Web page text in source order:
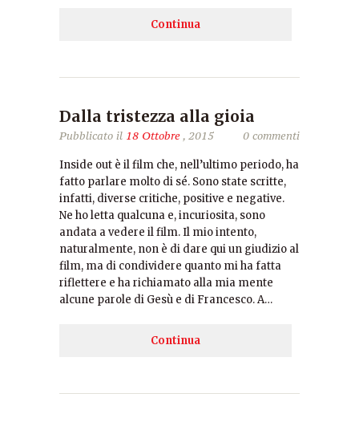
Continua
Dalla tristezza alla gioia
Pubblicato il 18 Ottobre, 2015 0 commenti
Inside out è il film che, nell’ultimo periodo, ha
fatto parlare molto di sé. Sono state scritte,
infatti, diverse critiche, positive e negative.
Ne ho letta qualcuna e, incuriosita, sono
andata a vedere il film. Il mio intento,
naturalmente, non è di dare qui un giudizio al
film, ma di condividere quanto mi ha fatta
riflettere e ha richiamato alla mia mente
alcune parole di Gesù e di Francesco. A…
Continua